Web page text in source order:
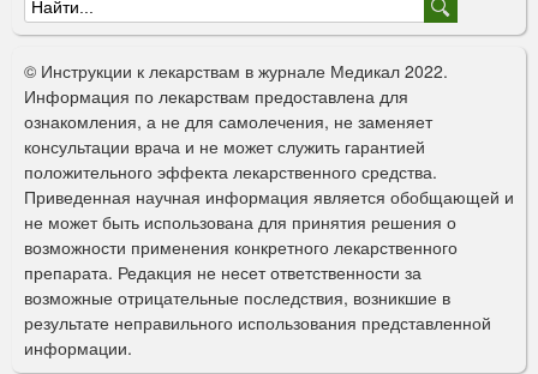
Ф
о
р
м
а
п
о
и
с
к
© Инструкции к лекарствам в журнале Медикал 2022.
Информация по лекарствам предоставлена для
ознакомления, а не для самолечения, не заменяет
консультации врача и не может служить гарантией
положительного эффекта лекарственного средства.
Приведенная научная информация является обобщающей и
не может быть использована для принятия решения о
возможности применения конкретного лекарственного
препарата. Редакция не несет ответственности за
возможные отрицательные последствия, возникшие в
результате неправильного использования представленной
информации.